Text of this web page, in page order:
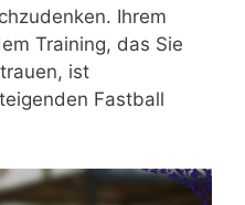
Ihrem
Training, das Sie
ist
Fastball